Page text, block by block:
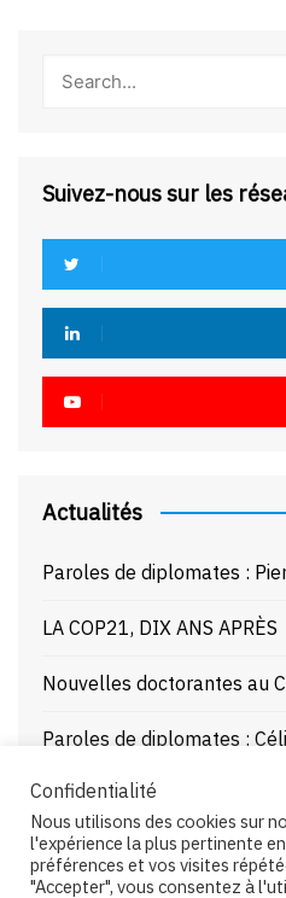
Suivez-nous sur les
Actualités
Paroles de diplomates :
LA COP21, DIX ANS APRÈS
Nouvelles doctorantes au
Paroles de diplomates :
Journée d’étude : La Mer
et juridiques – 21/10/25
Confidentialité
Nous utilisons des cookies sur
l'expérience la plus pertinente
préférences et vos visites
"Accepter", vous consentez à